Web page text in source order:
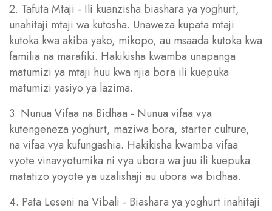
2. Tafuta Mtaji - Ili kuanzisha biashara ya yoghurt,
unahitaji mtaji wa kutosha. Unaweza kupata mtaji
kutoka kwa akiba yako, mikopo, au msaada kutoka kwa
familia na marafiki. Hakikisha kwamba unapanga
matumizi ya mtaji huu kwa njia bora ili kuepuka
matumizi yasiyo ya lazima.
3. Nunua Vifaa na Bidhaa - Nunua vifaa vya
kutengeneza yoghurt, maziwa bora, starter culture,
na vifaa vya kufungashia. Hakikisha kwamba vifaa
vyote vinavyotumika ni vya ubora wa juu ili kuepuka
matatizo yoyote ya uzalishaji au ubora wa bidhaa.
4. Pata Leseni na Vibali - Biashara ya yoghurt inahitaji